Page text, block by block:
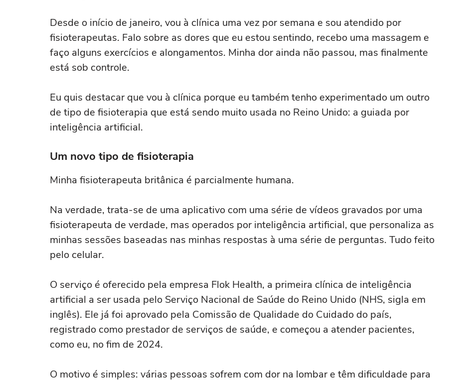
Desde o início de janeiro, vou à clínica uma vez por semana e sou atendido por
fisioterapeutas. Falo sobre as dores que eu estou sentindo, recebo uma massagem e
faço alguns exercícios e alongamentos. Minha dor ainda não passou, mas finalmente
está sob controle.
Eu quis destacar que vou à clínica porque eu também tenho experimentado um outro
de tipo de fisioterapia que está sendo muito usada no Reino Unido: a guiada por
inteligência artificial.
Um novo tipo de fisioterapia
Minha fisioterapeuta britânica é parcialmente humana.
Na verdade, trata-se de uma aplicativo com uma série de vídeos gravados por uma
fisioterapeuta de verdade, mas operados por inteligência artificial, que personaliza as
minhas sessões baseadas nas minhas respostas à uma série de perguntas. Tudo feito
pelo celular.
O serviço é oferecido pela empresa Flok Health, a primeira clínica de inteligência
artificial a ser usada pelo Serviço Nacional de Saúde do Reino Unido (NHS, sigla em
inglês). Ele já foi aprovado pela Comissão de Qualidade do Cuidado do país,
registrado como prestador de serviços de saúde, e começou a atender pacientes,
como eu, no fim de 2024.
O motivo é simples: várias pessoas sofrem com dor na lombar e têm dificuldade para